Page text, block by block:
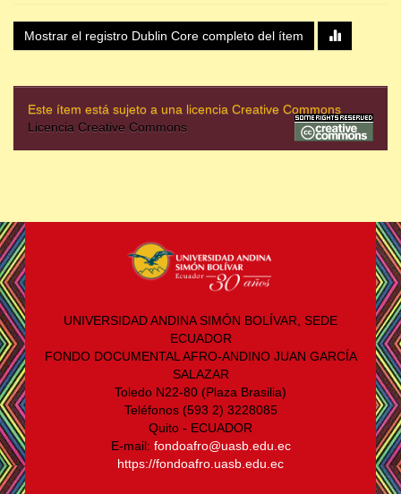
Mostrar el registro Dublin Core completo del ítem
Este ítem está sujeto a una licencia Creative Commons
Licencia Creative Commons
UNIVERSIDAD ANDINA SIMÓN BOLÍVAR, SEDE
ECUADOR
FONDO DOCUMENTAL AFRO-ANDINO JUAN GARCÍA
SALAZAR
Toledo N22-80 (Plaza Brasilia)
Teléfonos (593 2) 3228085
Quito - ECUADOR
E-mail: fondoafro@uasb.edu.ec
https://fondoafro.uasb.edu.ec